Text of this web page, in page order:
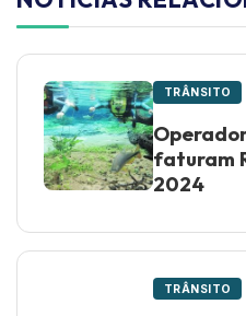
TRÂNSITO
faturam
2024
TRÂNSITO